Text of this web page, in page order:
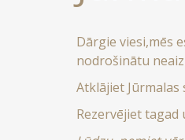
Dārgie viesi,mēs
nodrošinātu
Atklājiet Jūrmalas
Rezervējiet